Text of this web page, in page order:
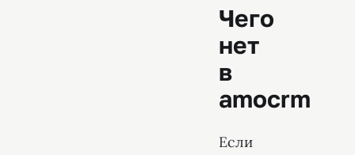
Чего
нет
в
amocrm
Если